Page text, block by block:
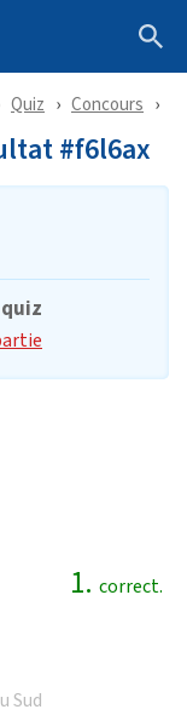
Quiz Concours
#f6l6ax
1. correct.
Sud